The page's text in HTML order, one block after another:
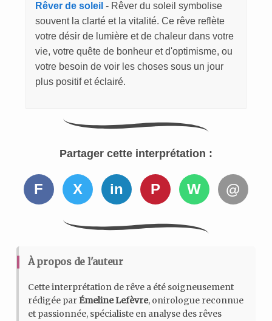
Rêver de soleil - Rêver du soleil symbolise
souvent la clarté et la vitalité. Ce rêve reflète
votre désir de lumière et de chaleur dans votre
vie, votre quête de bonheur et d'optimisme, ou
votre besoin de voir les choses sous un jour
plus positif et éclairé.
Partager cette interprétation :
F X in P W @
À propos de l'auteur
Cette interprétation de rêve a été soigneusement
rédigée parÉmeline Lefèvre, onirologue reconnue
et passionnée, spécialiste en analyse des rêves